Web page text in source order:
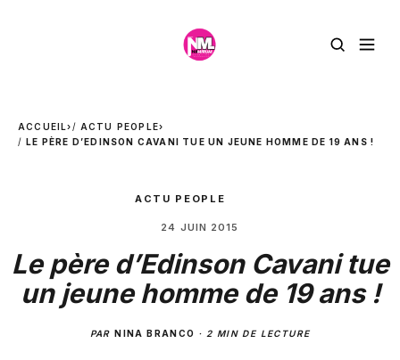
ACCUEIL› ACTU PEOPLE›
LE PÈRE D’EDINSON CAVANI TUE UN JEUNE HOMME DE 19 ANS !
ACTU PEOPLE
24 JUIN 2015
Le père d’Edinson Cavani tue
un jeune homme de 19 ans !
PARNINA BRANCO · 2 MIN DE LECTURE